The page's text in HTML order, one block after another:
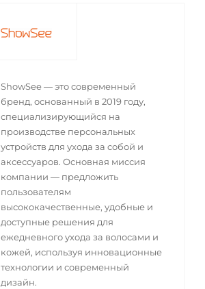
ShowSee — это современный
бренд, основанный в 2019 году,
специализирующийся на
производстве персональных
устройств для ухода за собой и
аксессуаров. Основная миссия
компании — предложить
пользователям
высококачественные, удобные и
доступные решения для
ежедневного ухода за волосами и
кожей, используя инновационные
технологии и современный
дизайн.